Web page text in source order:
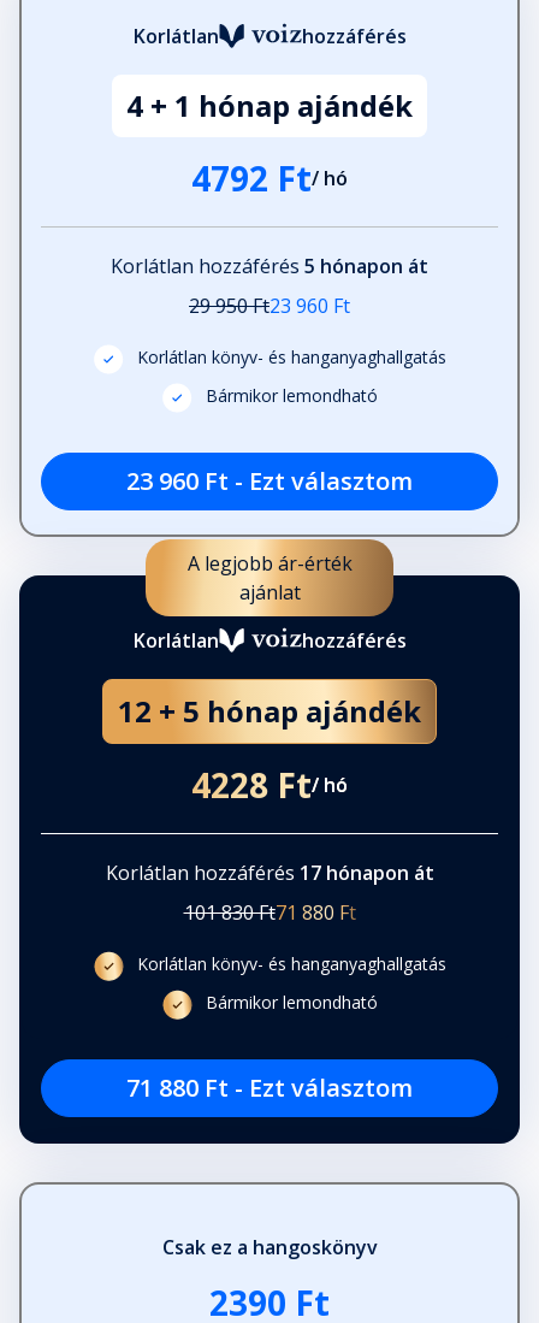
Korlátlan hozzáférés
4 + 1 hónap ajándék
4792 Ft/ hó
Korlátlan hozzáférés 5 hónapon át
29 950 Ft23 960 Ft
Korlátlan könyv- és hanganyaghallgatás
Bármikor lemondható
23 960 Ft - Ezt választom
A legjobb ár-érték
ajánlat
Korlátlan
hozzáférés
12 + 5 hónap ajándék
4228 Ft/ hó
Korlátlan hozzáférés 17 hónapon át
101 830 Ft71 880 Ft
Korlátlan könyv- és hanganyaghallgatás
Bármikor lemondható
71 880 Ft - Ezt választom
Csak ez a hangoskönyv
2390 Ft